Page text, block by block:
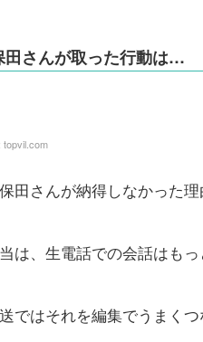
田さんが取った行動は…
topvil.com
田さんが納得しなかった理
は、生電話での会話はもっ
ではそれを編集でうまくつ